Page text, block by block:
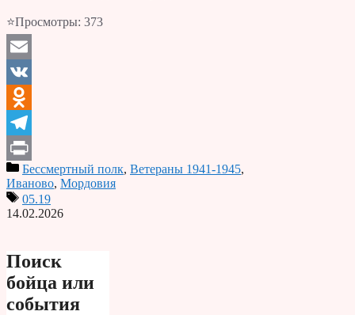
⭐Просмотры: 373
Email
VK
Odnoklassniki
Telegram
PrintБессмертный полк, Ветераны 1941-1945,
Иваново, Мордовия
05.19
14.02.2026
Поиск
бойца или
события